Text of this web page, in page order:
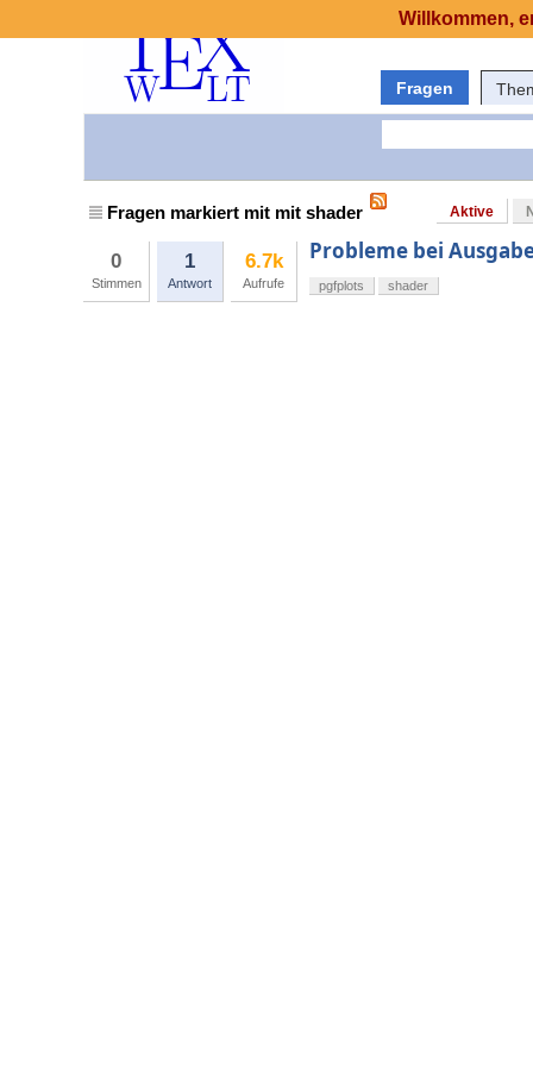
Fragen
Fragen markiert mit mit shader Aktive
0
Stimmen
1
Antwort
6.7k
Aufrufe
Probleme bei
pgfplots shader
Willkommen,